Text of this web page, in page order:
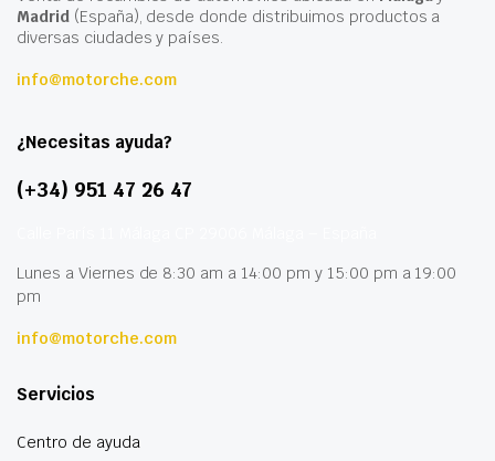
Madrid(España), desde donde distribuimos productos a
diversas ciudades y países.
info@motorche.com
¿Necesitas ayuda?
(+34) 951 47 26 47
Lunes a Viernes de 8:30 am a 14:00 pm y 15:00 pm a 19:00
pm
info@motorche.com
Servicios
Centro de ayuda